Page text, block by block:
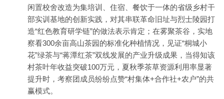
闲置校舍改造为集培训、住宿、餐饮于一体的省级乡村干
部实训基地的创新实践，对其串联革命旧址与烈士陵园打
造“红色教育研学链”的做法表示肯定；在雾聚茶谷，实地
察看300余亩高山茶园的标准化种植情况，见证“桐城小
花”绿茶与“蒋潭红茶”双线发展的产业升级成果，当得知该
村茶叶年收益突破100万元，夏秋季茶草资源利用率显著
提升时，考察团成员纷纷点赞“村集体+合作社+农户”的共
赢模式。